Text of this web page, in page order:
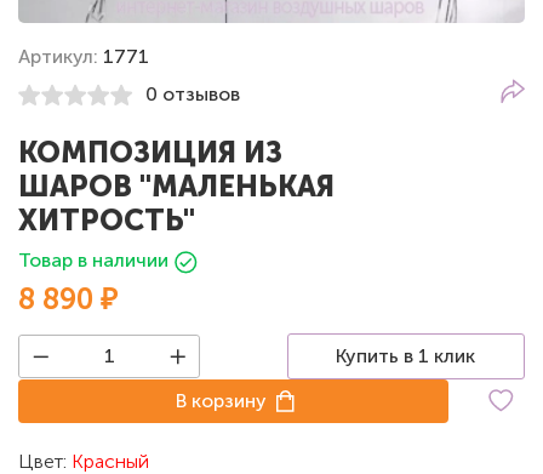
Артикул: 1771
0 отзывов
КОМПОЗИЦИЯ ИЗ
ШАРОВ "МАЛЕНЬКАЯ
ХИТРОСТЬ"
Товар в наличии
8 890 ₽
Купить в 1 клик
В корзину
Цвет: Красный